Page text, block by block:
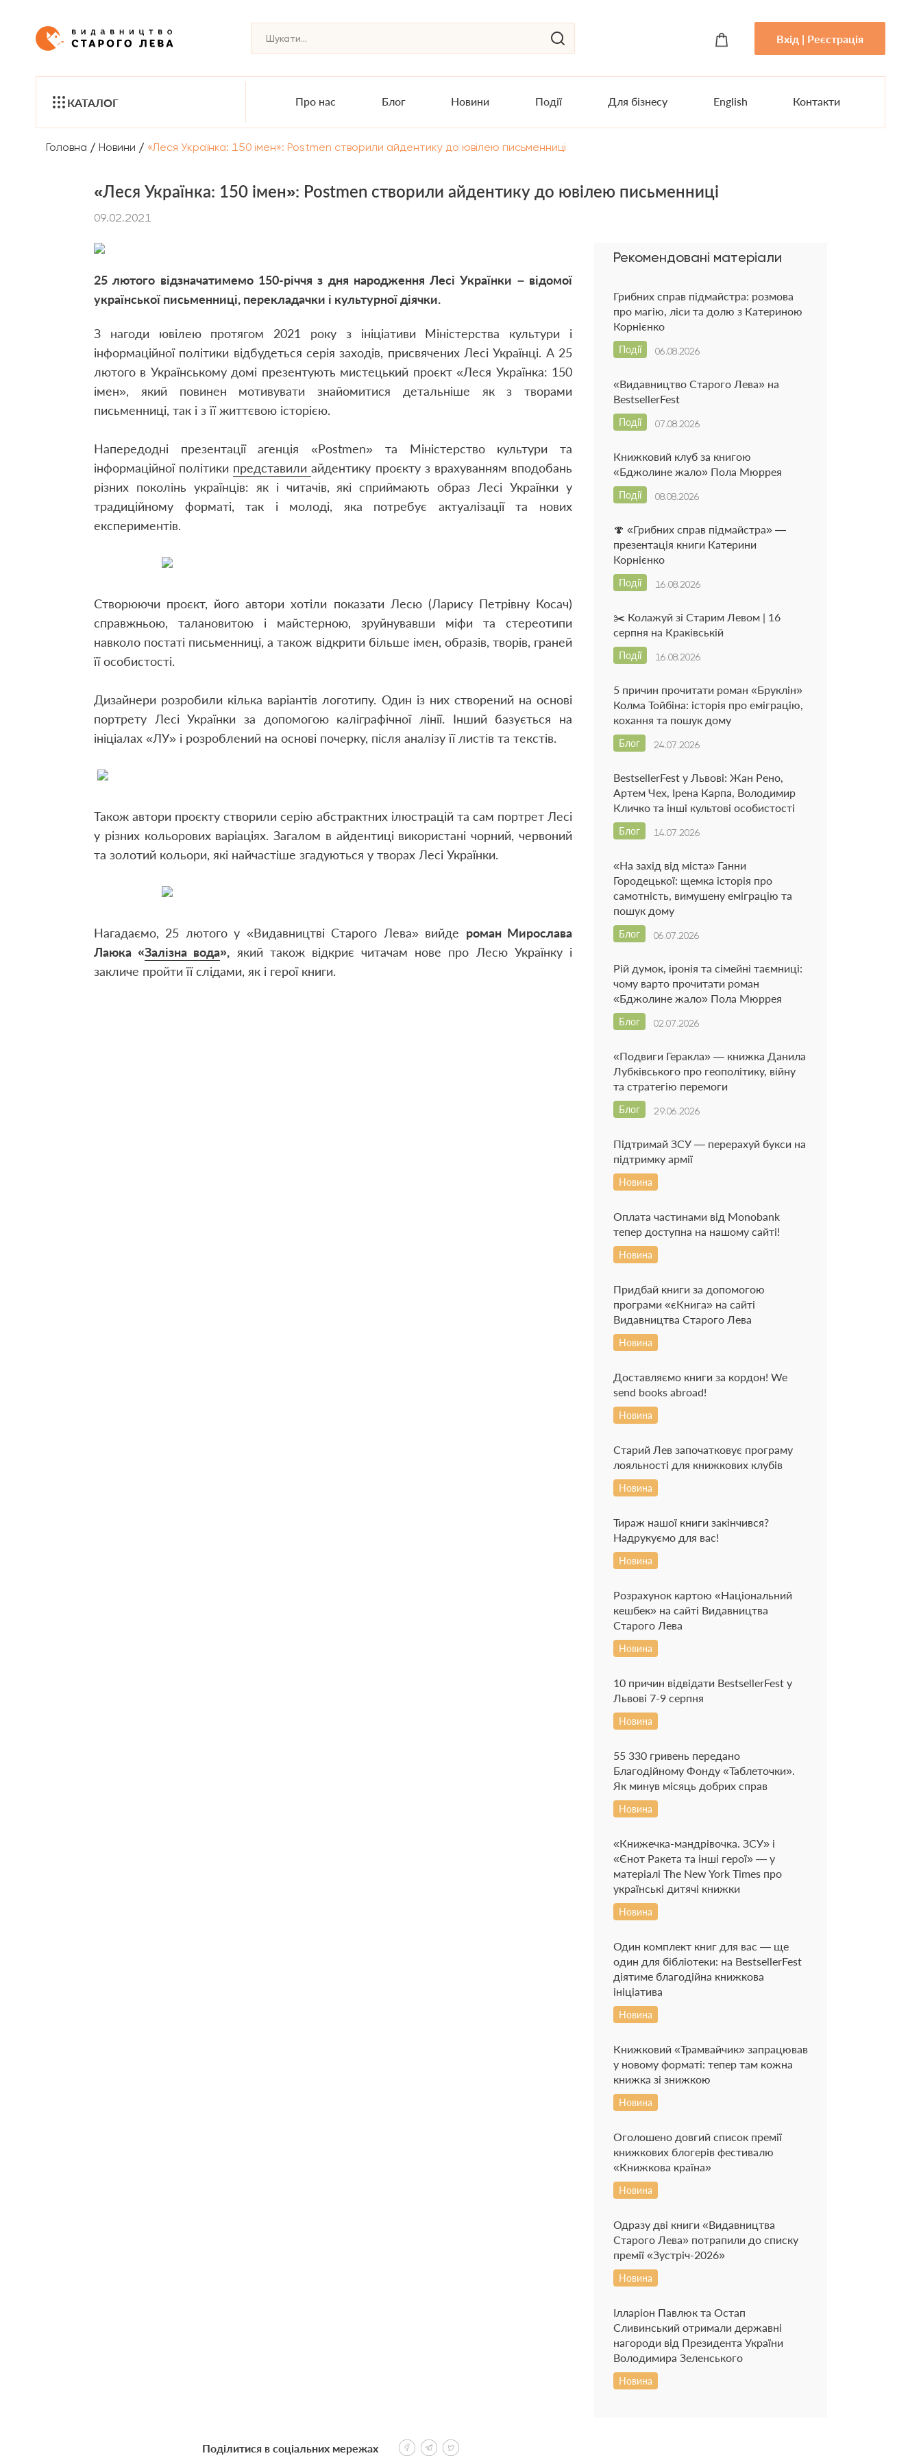
Вхід | Реєстрація
КАТАЛОГ Про нас Блог Новини Події Для бізнесу English Контакти
Головна / Новини / «Леся Українка: 150 імен»: Postmen створили айдентику до ювілею письменниці
«Леся Українка: 150 імен»: Postmen створили айдентику до ювілею письменниці
09.02.2021
25 лютого відзначатимемо 150-річчя з дня народження Лесі Українки – відомої
української письменниці, перекладачки і культурної діячки.
З нагоди ювілею протягом 2021 року з ініціативи Міністерства культури і
інформаційної політики відбудеться серія заходів, присвячених Лесі Українці. А 25
лютого в Українському домі презентують мистецький проєкт «Леся Українка: 150
імен», який повинен мотивувати знайомитися детальніше як з творами
письменниці, так і з її життєвою історією.
Напередодні презентації агенція «Postmen» та Міністерство культури та
інформаційної політики представилиайдентику проєкту з врахуванням вподобань
різних поколінь українців: як і читачів, які сприймають образ Лесі Українки у
традиційному форматі, так і молоді, яка потребує актуалізації та нових
експериментів.
Створюючи проєкт, його автори хотіли показати Лесю (Ларису Петрівну Косач)
справжньою, талановитою і майстерною, зруйнувавши міфи та стереотипи
навколо постаті письменниці, а також відкрити більше імен, образів, творів, граней
її особистості.
Дизайнери розробили кілька варіантів логотипу. Один із них створений на основі
портрету Лесі Українки за допомогою каліграфічної лінії. Інший базується на
ініціалах «ЛУ» і розроблений на основі почерку, після аналізу її листів та текстів.
Також автори проєкту створили серію абстрактних ілюстрацій та сам портрет Лесі
у різних кольорових варіаціях. Загалом в айдентиці використані чорний, червоний
та золотий кольори, які найчастіше згадуються у творах Лесі Українки.
Нагадаємо, 25 лютого у «Видавництві Старого Лева» вийде роман Мирослава
Лаюка «Залізна вода», який також відкриє читачам нове про Лесю Українку і
закличе пройти її слідами, як і герої книги.
Рекомендовані матеріали
Грибних справ підмайстра: розмова
про магію, ліси та долю з Катериною
Корнієнко
06.08.2026
Події
«Видавництво Старого Лева» на
BestsellerFest
07.08.2026
Події
Книжковий клуб за книгою
«Бджолине жало» Пола Мюррея
08.08.2026
Події
🍄 «Грибних справ підмайстра» —
презентація книги Катерини
Корнієнко
16.08.2026
Події
✂️ Колажуй зі Старим Левом | 16
серпня на Краківській
16.08.2026
Події
5 причин прочитати роман «Бруклін»
Колма Тойбіна: історія про еміграцію,
кохання та пошук дому
24.07.2026
Блог
BestsellerFest у Львові: Жан Рено,
Артем Чех, Ірена Карпа, Володимир
Кличко та інші культові особистості
14.07.2026
Блог
«На захід від міста» Ганни
Городецької: щемка історія про
самотність, вимушену еміграцію та
пошук дому
06.07.2026
Блог
Рій думок, іронія та сімейні таємниці:
чому варто прочитати роман
«Бджолине жало» Пола Мюррея
02.07.2026
Блог
«Подвиги Геракла» — книжка Данила
Лубківського про геополітику, війну
та стратегію перемоги
29.06.2026
Блог
Підтримай ЗСУ — перерахуй букси на
підтримку армії
Новина
Оплата частинами від Monobank
тепер доступна на нашому сайті!
Новина
Придбай книги за допомогою
програми «єКнига» на сайті
Видавництва Старого Лева
Новина
Доставляємо книги за кордон! We
send books abroad!
Новина
Старий Лев започатковує програму
лояльності для книжкових клубів
Новина
Тираж нашої книги закінчився?
Надрукуємо для вас!
Новина
Розрахунок картою «Національний
кешбек» на сайті Видавництва
Старого Лева
Новина
10 причин відвідати BestsellerFest у
Львові 7-9 серпня
Новина
55 330 гривень передано
Благодійному Фонду «Таблеточки».
Як минув місяць добрих справ
Новина
«Книжечка-мандрівочка. ЗСУ» і
«Єнот Ракета та інші герої» — у
матеріалі The New York Times про
українські дитячі книжки
Новина
Один комплект книг для вас — ще
один для бібліотеки: на BestsellerFest
діятиме благодійна книжкова
ініціатива
Новина
Книжковий «Трамвайчик» запрацював
у новому форматі: тепер там кожна
книжка зі знижкою
Новина
Оголошено довгий список премії
книжкових блогерів фестивалю
«Книжкова країна»
Новина
Одразу дві книги «Видавництва
Старого Лева» потрапили до списку
премії «Зустріч-2026»
Новина
Ілларіон Павлюк та Остап
Сливинський отримали державні
нагороди від Президента України
Володимира Зеленського
Новина
Поділитися в соціальних мережах